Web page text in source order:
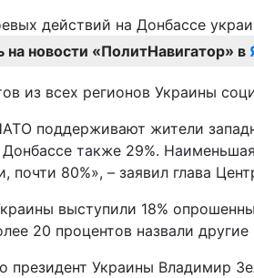
новости «ПолитНавигатор» в
из всех регионов Украины
поддерживают жители
также 29%.
почти 80%», – заявил глава
выступили 18%
20 процентов назвали
президент Украины Владимир